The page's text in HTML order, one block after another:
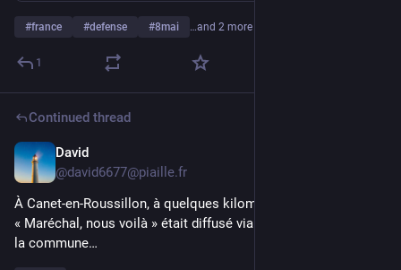
#france #defense #8mai …and 2 more
1
Continued thread
David
@david6677@piaille.fr
À Canet-en-Roussillon, à quelques kilomètres de chez moi,
« Maréchal, nous voilà » était diffusé via les haut-parleurs de
la commune…